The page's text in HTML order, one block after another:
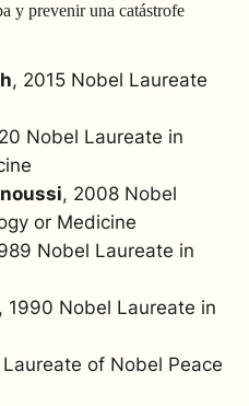
y prevenir una catástrofe
, 2015 Nobel Laureate
Nobel Laureate in
, 2008 Nobel
or Medicine
Nobel Laureate in
, 1990 Nobel Laureate in
of Nobel Peace